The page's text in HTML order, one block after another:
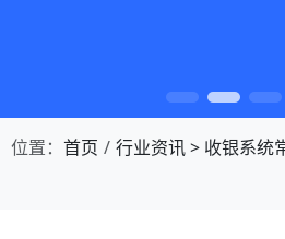
位置： 首页 行业资讯> 收银系统